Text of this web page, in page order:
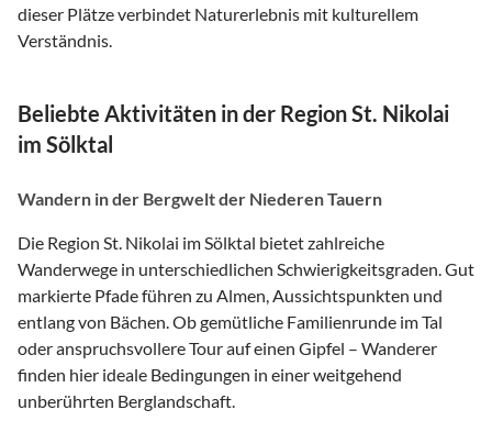
dieser Plätze verbindet Naturerlebnis mit kulturellem
Verständnis.
Beliebte Aktivitäten in der Region St. Nikolai
im Sölktal
Wandern in der Bergwelt der Niederen Tauern
Die Region St. Nikolai im Sölktal bietet zahlreiche
Wanderwege in unterschiedlichen Schwierigkeitsgraden. Gut
markierte Pfade führen zu Almen, Aussichtspunkten und
entlang von Bächen. Ob gemütliche Familienrunde im Tal
oder anspruchsvollere Tour auf einen Gipfel – Wanderer
finden hier ideale Bedingungen in einer weitgehend
unberührten Berglandschaft.